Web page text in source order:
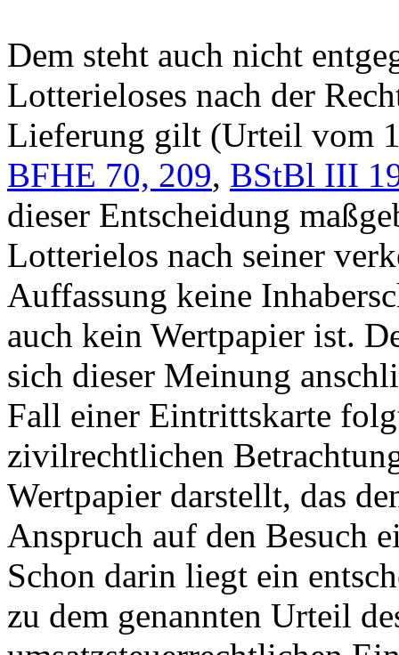
Dem steht auch nicht
Lotterieloses nach der
Lieferung gilt (Urteil vom
BFHE 70, 209, BStBl III
dieser Entscheidung
Lotterielos nach seiner
Auffassung keine
auch kein Wertpapier ist.
sich dieser Meinung
Fall einer Eintrittskarte
zivilrechtlichen
Wertpapier darstellt, das
Anspruch auf den Besuch
Schon darin liegt ein
zu dem genannten Urteil